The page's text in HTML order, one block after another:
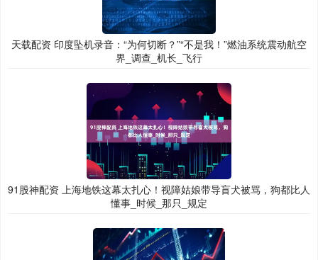
天载配资 印度坠机录音：“为何切断？”“不是我！”燃油系统震动航空
界_调查_机长_飞行
91股神配资 上海地铁这幕太扎心！视障姑娘带导盲犬被骂，狗都比人
懂事_时候_那只_规定